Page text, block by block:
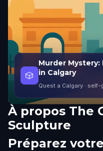
🎲
Murder
in Calgary
Quest a Calgary · self-
À propos The
Sculpture
Préparez